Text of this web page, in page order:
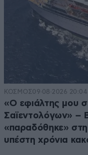
ΚΟΣΜΟΣ09·08·2026 20:04
«Ο εφιάλτης μου
Σαϊεντολόγων» –
«παραδόθηκε»
υπέστη χρόνια